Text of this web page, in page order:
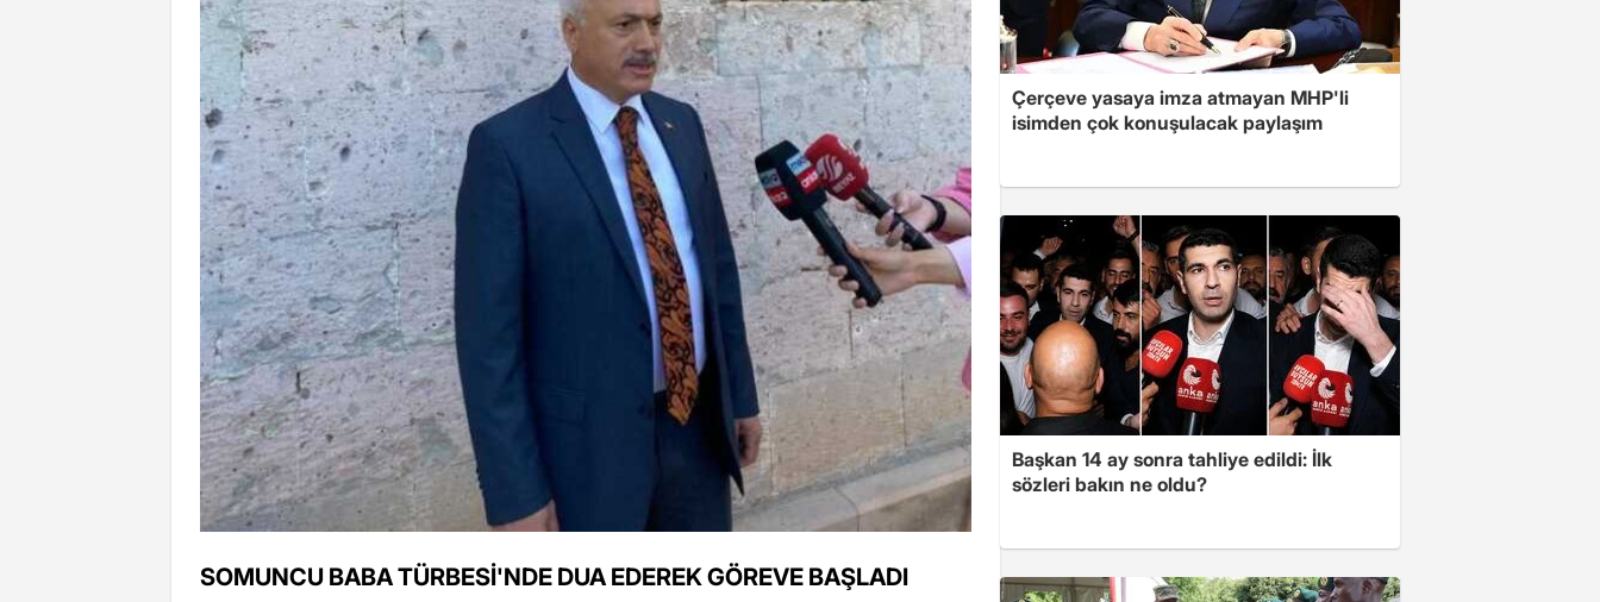
SOMUNCU BABA TÜRBESİ'NDE DUA EDEREK GÖREVE BAŞLADI
Çerçeve yasaya imza atmayan MHP'li
isimden çok konuşulacak paylaşım
Başkan 14 ay sonra tahliye edildi: İlk
sözleri bakın ne oldu?